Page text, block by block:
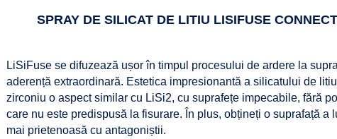
SPRAY DE SILICAT DE LITIU LISIFUSE
LiSiFuse se difuzează ușor în timpul procesului de ardere la
aderență extraordinară. Estetica impresionantă a silicatului de
zirconiu o aspect similar cu LiSi2, cu suprafețe impecabile, fără
care nu este predispusă la fisurare. În plus, obțineți o suprafață a
mai prietenoasă cu antagoniștii.